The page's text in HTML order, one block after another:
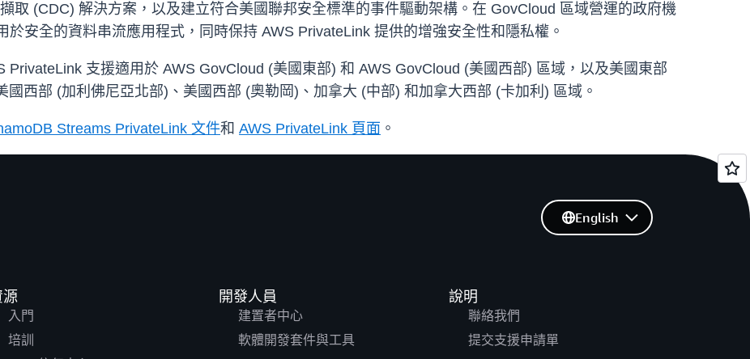
取 (CDC) 解決方案，以及建立符合美國聯邦安全標準的事件驅動架構。在 GovCloud 區域營運的政府機
安全的資料串流應用程式，同時保持 AWS PrivateLink 提供的增強安全性和隱私權。
PrivateLink 支援適用於 AWS GovCloud (美國東部) 和 AWS GovCloud (美國西部) 區域，以及美國東部
西部 (加利佛尼亞北部)、美國西部 (奧勒岡)、加拿大 (中部) 和加拿大西部 (卡加利) 區域。
Streams PrivateLink 文件和 AWS PrivateLink 頁面 。
源
入門
培訓
開發人員
建置者中心
軟體開發套件與工具
說明
聯絡我們
提交支援申請單
English